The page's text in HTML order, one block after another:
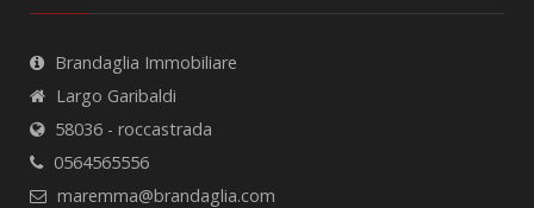
Brandaglia Immobiliare
Largo Garibaldi
58036 - roccastrada
0564565556
maremma@brandaglia.com